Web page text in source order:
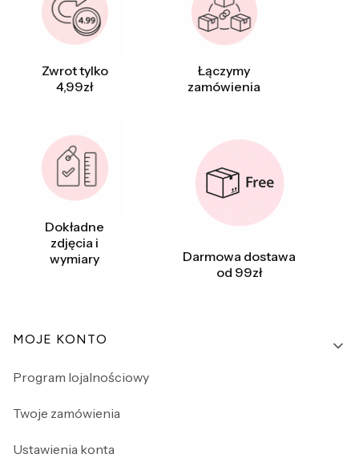
Zwrot tylko
4,99zł
Łączymy
zamówienia
Dokładne
zdjęcia i
wymiary
Darmowa dostawa
od 99zł
Linki w stopce
MOJE KONTO
Program lojalnościowy
Twoje zamówienia
Ustawienia konta